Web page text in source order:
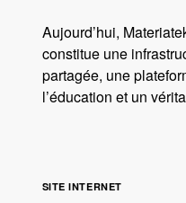
Aujourd’hui,
constitue une
partagée, une
l’éducation et un
SITE INTERNET